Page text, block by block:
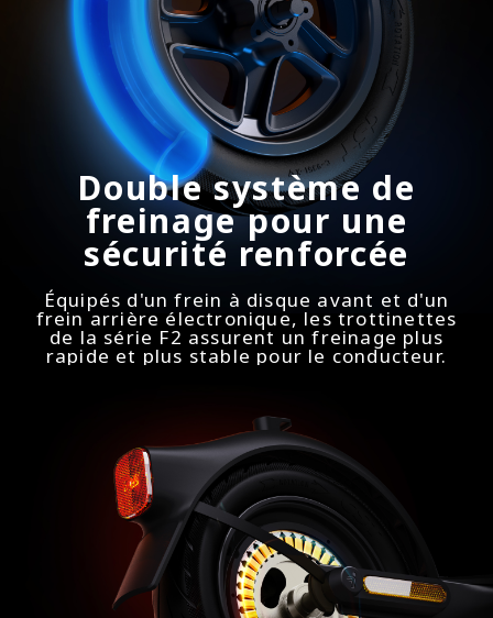
Double système de
freinage pour une
sécurité renforcée
Équipés d'un frein à disque avant et d'un
frein arrière électronique, les trottinettes
de la série F2 assurent un freinage plus
rapide et plus stable pour le conducteur.